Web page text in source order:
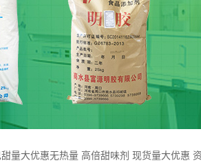
甜量大优惠无热量 高倍甜味剂 现货量大优惠